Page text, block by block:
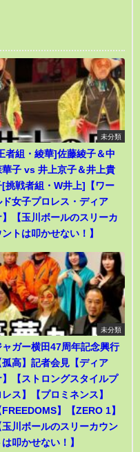
未分類
者組・綾華]佐藤綾子＆中
華子 vs 井上京子＆井上貴
[挑戦者組・W井上]【ワー
ド女子プロレス・ディア
】【玉川ボールのスリーカ
ントは叩かせない！】
未分類
ャガー横田47周年記念興行
孤高】記者会見【ディア
】【ストロングスタイルプ
レス】【プロミネンス】
FREEDOMS】【ZERO 1】
玉川ボールのスリーカウン
は叩かせない！】